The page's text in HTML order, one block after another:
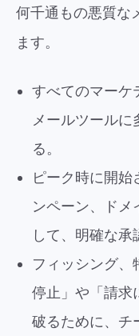
何千通もの悪質な
ます。
すべてのマーケ
メールツール
る。
ピーク時に開始
ンペーン、ドメ
して、明確な承
フィッシング、
停止」や「請求
破るために、チ